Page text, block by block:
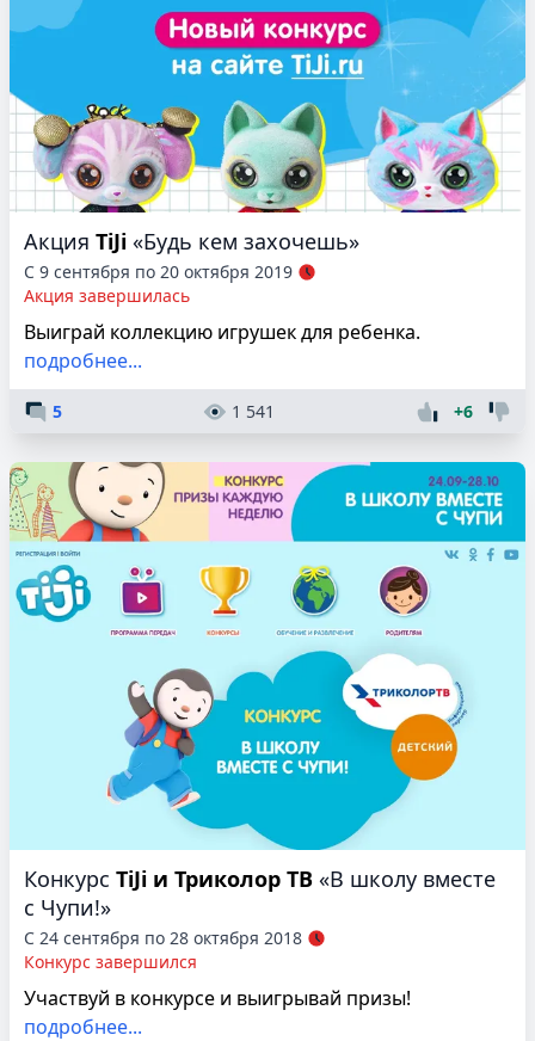
Акция TiJi «Будь кем захочешь»
С 9 сентября по 20 октября 2019
Акция завершилась
Выиграй коллекцию игрушек для ребенка.
подробнее...
5 1 541 +6
Конкурс TiJi и Триколор ТВ «В школу вместе
с Чупи!»
С 24 сентября по 28 октября 2018
Конкурс завершился
Участвуй в конкурсе и выигрывай призы!
подробнее...